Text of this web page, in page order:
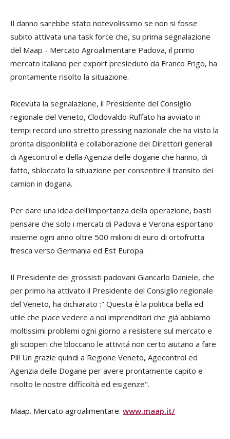
Il danno sarebbe stato notevolissimo se non si fosse
subito attivata una task force che, su prima segnalazione
del Maap - Mercato Agroalimentare Padova, il primo
mercato italiano per export presieduto da Franco Frigo, ha
prontamente risolto la situazione.
Ricevuta la segnalazione, il Presidente del Consiglio
regionale del Veneto, Clodovaldo Ruffato ha avviato in
tempi record uno stretto pressing nazionale che ha visto la
pronta disponibilitá e collaborazione dei Direttori generali
di Agecontrol e della Agenzia delle dogane che hanno, di
fatto, sbloccato la situazione per consentire il transito dei
camion in dogana.
Per dare una idea dell'importanza della operazione, basti
pensare che solo i mercati di Padova e Verona esportano
insieme ogni anno oltre 500 milioni di euro di ortofrutta
fresca verso Germania ed Est Europa.
Il Presidente dei grossisti padovani Giancarlo Daniele, che
per primo ha attivato il Presidente del Consiglio regionale
del Veneto, ha dichiarato :" Questa è la politica bella ed
utile che piace vedere a noi imprenditori che giá abbiamo
moltissimi problemi ogni giorno a resistere sul mercato e
gli scioperi che bloccano le attivitá non certo aiutano a fare
Pil! Un grazie quindi a Regione Veneto, Agecontrol ed
Agenzia delle Dogane per avere prontamente capito e
risolto le nostre difficoltà ed esigenze".
Maap. Mercato agroalimentare. www.maap.it/